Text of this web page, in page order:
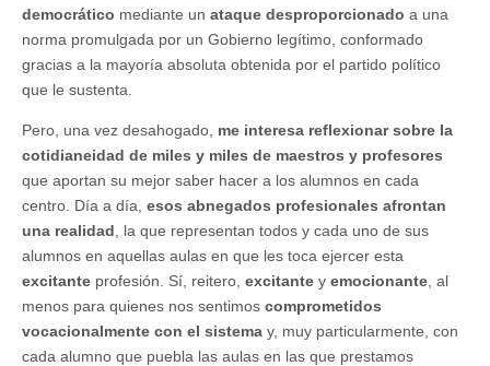
democrático mediante un ataque desproporcionado a una
norma promulgada por un Gobierno legítimo, conformado
gracias a la mayoría absoluta obtenida por el partido político
que le sustenta.
Pero, una vez desahogado, me interesa reflexionar sobre la
cotidianeidad de miles y miles de maestros y profesores
que aportan su mejor saber hacer a los alumnos en cada
centro. Día a día, esos abnegados profesionales afrontan
una realidad , la que representan todos y cada uno de sus
alumnos en aquellas aulas en que les toca ejercer esta
excitante profesión. Sí, reitero, excitante y emocionante , al
menos para quienes nos sentimos comprometidos
vocacionalmente con el sistema y, muy particularmente, con
cada alumno que puebla las aulas en las que prestamos